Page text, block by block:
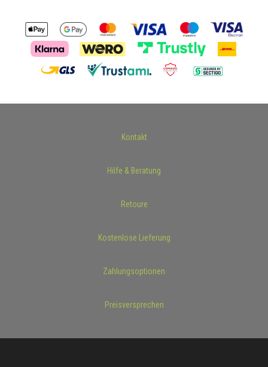
Kontakt
Hilfe & Beratung
Retoure
Kostenlose Lieferung
Zahlungsoptionen
Preisversprechen